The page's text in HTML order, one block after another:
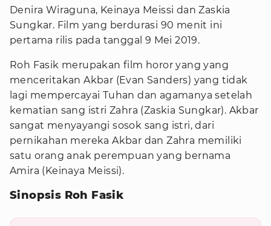
Denira Wiraguna, Keinaya Meissi dan Zaskia
Sungkar. Film yang berdurasi 90 menit ini
pertama rilis pada tanggal 9 Mei 2019.
Roh Fasik merupakan film horor yang yang
menceritakan Akbar (Evan Sanders) yang tidak
lagi mempercayai Tuhan dan agamanya setelah
kematian sang istri Zahra (Zaskia Sungkar). Akbar
sangat menyayangi sosok sang istri, dari
pernikahan mereka Akbar dan Zahra memiliki
satu orang anak perempuan yang bernama
Amira (Keinaya Meissi).
Sinopsis Roh Fasik